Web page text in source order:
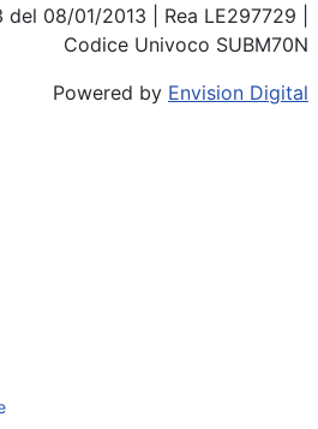
08/01/2013 | Rea LE297729 |
Codice Univoco SUBM70N
Powered by Envision Digital